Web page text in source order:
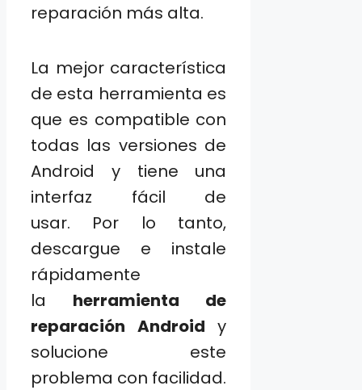
reparación más alta.
La mejor característica
de esta herramienta es
que es compatible con
todas las versiones de
Android y tiene una
interfaz fácil de
usar. Por lo tanto,
descargue e instale
rápidamente
la herramienta de
reparación Androidy
solucione este
problema con facilidad.